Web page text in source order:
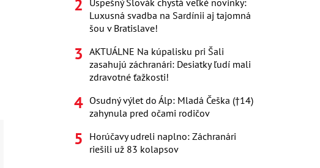
Úspešný Slovák chystá veľké novinky:
Luxusná svadba na Sardínii aj tajomná
šou v Bratislave!
AKTUÁLNE Na kúpalisku pri Šali
zasahujú záchranári: Desiatky ľudí mali
zdravotné ťažkosti!
Osudný výlet do Álp: Mladá Češka (†14)
zahynula pred očami rodičov
Horúčavy udreli naplno: Záchranári
riešili už 83 kolapsov